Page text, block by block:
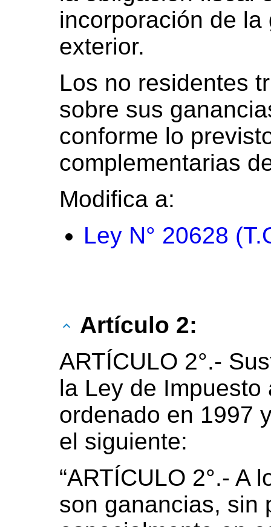
incorporación de
exterior.
Los no residentes
sobre sus
conforme lo
complementarias
Modifica a:
Ley N° 20628
Artículo 2:
ARTÍCULO 2°.-
la Ley de
ordenado en 1997
el siguiente:
“ARTÍCULO 2°.- A
son ganancias, sin